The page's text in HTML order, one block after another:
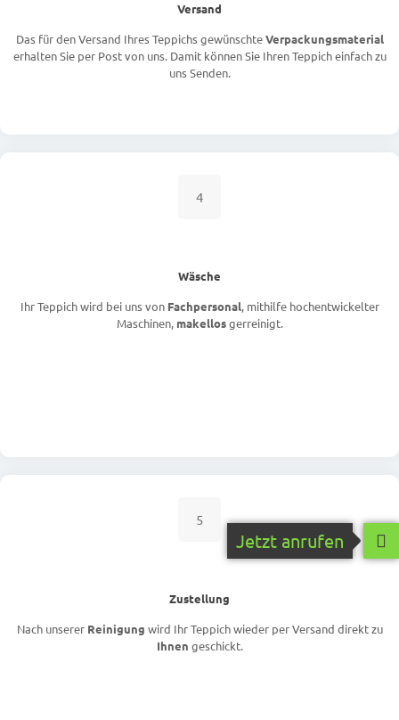
Versand
Das für den Versand Ihres Teppichs gewünschteVerpackungsmaterial
erhalten Sie per Post von uns. Damit können Sie Ihren Teppich einfach zu
uns Senden.
4
Wäsche
Ihr Teppich wird bei uns von Fachpersonal, mithilfe hochentwickelter
Maschinen, makellosgerreinigt.
5
Zustellung
Nach unserer Reinigung wird Ihr Teppich wieder per Versand direkt zu
Ihnen geschickt.
Jetzt anrufen